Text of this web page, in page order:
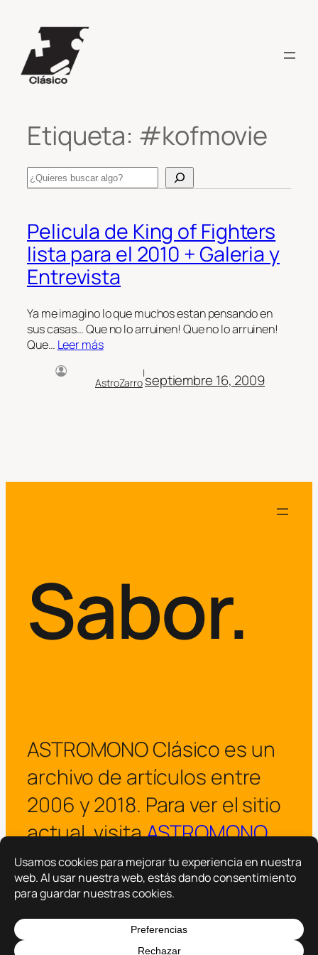
contenido
Etiqueta: #kofmovie
Search
Pelicula de King of Fighters
lista para el 2010 + Galeria y
Entrevista
Ya me imagino lo que muchos estan pensando en
sus casas… Que no lo arruinen! Que no lo arruinen!
Que… Leer más
AstroZarro
|septiembre 16, 2009
Sabor.
ASTROMONO Clásico es un
archivo de artículos entre
2006 y 2018. Para ver el sitio
actual, visitaASTROMONO.
¡Visitar ASTROMONO ya!
Copyright © 2025 –ASTROMONO Hazlo por familia.